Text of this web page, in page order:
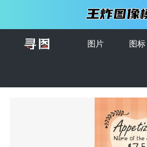
图片 图标